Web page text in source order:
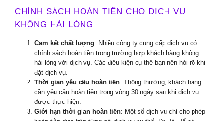
CHÍNH SÁCH HOÀN TIỀN CHO DỊCH VỤ
KHÔNG HÀI LÒNG
Cam kết chất lượng: Nhiều công ty cung cấp dịch vụ có
chính sách hoàn tiền trong trường hợp khách hàng không
hài lòng với dịch vụ. Các điều kiện cụ thể bạn nên hỏi rõ khi
đặt dịch vụ.
Thời gian yêu cầu hoàn tiền: Thông thường, khách hàng
cần yêu cầu hoàn tiền trong vòng 30 ngày sau khi dịch vụ
được thực hiện.
Giới hạn thời gian hoàn tiền: Một số dịch vụ chỉ cho phép